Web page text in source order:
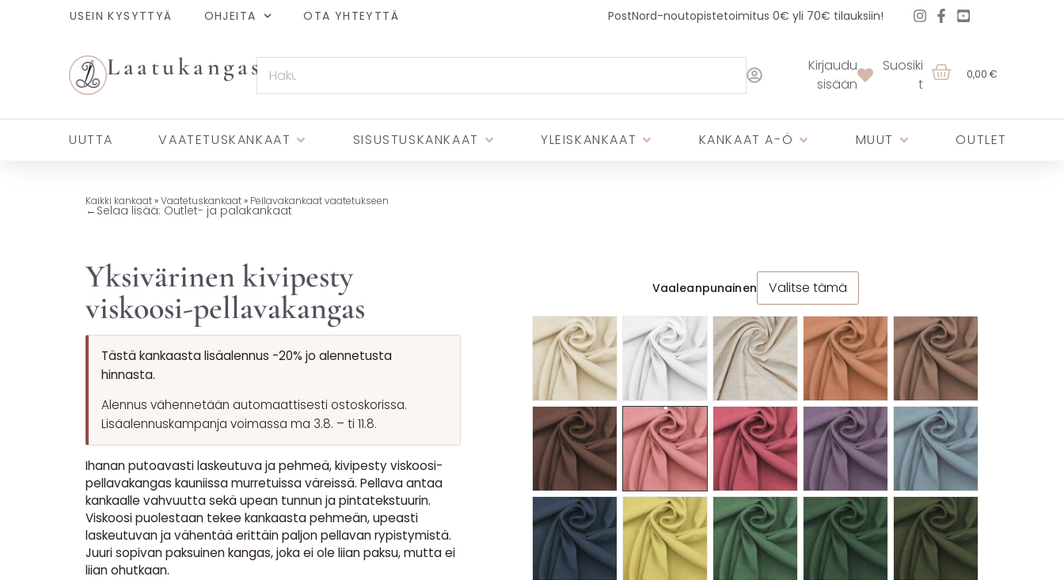
USEIN KYSYTTYÄ OHJEITA OTA YHTEYTTÄ PostNord-noutopistetoimitus 0€ yli 70€ tilauksiin!
Laatukangas
Kirjaudu
sisään
Suosiki
t
0,00 €
UUTTA VAATETUSKANKAAT SISUSTUSKANKAAT YLEISKANKAAT KANKAAT A-Ö MUUT OUTLET
Kaikki kankaat»Vaatetuskankaat» Pellavakankaat vaatetukseen
←Selaa lisää: Outlet- ja palakankaat
Yksivärinen kivipesty
viskoosi-pellavakangas
Tästä kankaasta lisäalennus -20% jo alennetusta
hinnasta.
Alennus vähennetään automaattisesti ostoskorissa.
Lisäalennuskampanja voimassa ma 3.8. – ti 11.8.
Ihanan putoavasti laskeutuva ja pehmeä, kivipesty viskoosi-
pellavakangas kauniissa murretuissa väreissä. Pellava antaa
kankaalle vahvuutta sekä upean tunnun ja pintatekstuurin.
Viskoosi puolestaan tekee kankaasta pehmeän, upeasti
laskeutuvan ja vähentää erittäin paljon pellavan rypistymistä.
Juuri sopivan paksuinen kangas, joka ei ole liian paksu, mutta ei
liian ohutkaan.
Vaaleanpunainen Valitse tämä